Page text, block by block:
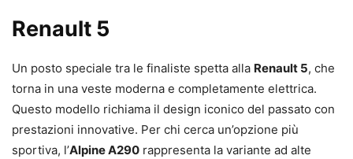
Renault 5
Un posto speciale tra le finaliste spetta alla Renault 5, che
torna in una veste moderna e completamente elettrica.
Questo modello richiama il design iconico del passato con
prestazioni innovative. Per chi cerca un’opzione più
sportiva, l’Alpine A290 rappresenta la variante ad alte